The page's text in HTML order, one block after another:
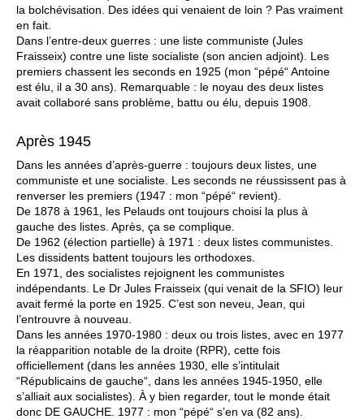
la bolchévisation. Des idées qui venaient de loin ? Pas vraiment
en fait.
Dans l’entre-deux guerres : une liste communiste (Jules
Fraisseix) contre une liste socialiste (son ancien adjoint). Les
premiers chassent les seconds en 1925 (mon “pépé“ Antoine
est élu, il a 30 ans). Remarquable : le noyau des deux listes
avait collaboré sans problème, battu ou élu, depuis 1908.
Après 1945
Dans les années d’après-guerre : toujours deux listes, une
communiste et une socialiste. Les seconds ne réussissent pas à
renverser les premiers (1947 : mon “pépé“ revient).
De 1878 à 1961, les Pelauds ont toujours choisi la plus à
gauche des listes. Après, ça se complique.
De 1962 (élection partielle) à 1971 : deux listes communistes.
Les dissidents battent toujours les orthodoxes.
En 1971, des socialistes rejoignent les communistes
indépendants. Le Dr Jules Fraisseix (qui venait de la SFIO) leur
avait fermé la porte en 1925. C’est son neveu, Jean, qui
l’entrouvre à nouveau.
Dans les années 1970-1980 : deux ou trois listes, avec en 1977
la réapparition notable de la droite (RPR), cette fois
officiellement (dans les années 1930, elle s’intitulait
“Républicains de gauche“, dans les années 1945-1950, elle
s’alliait aux socialistes). À y bien regarder, tout le monde était
donc DE GAUCHE. 1977 : mon “pépé“ s’en va (82 ans).